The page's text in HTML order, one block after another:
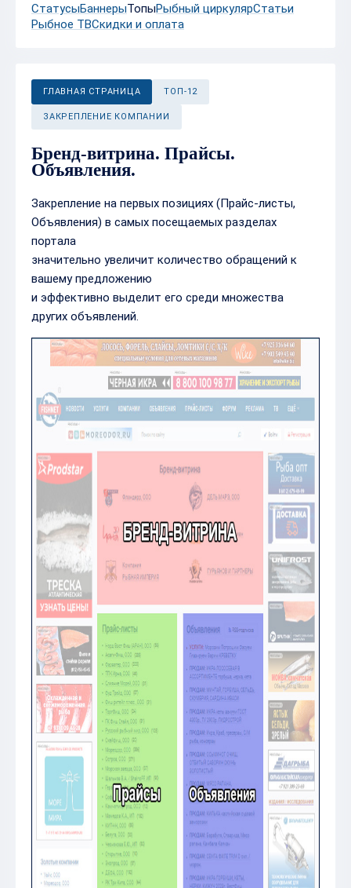
СтатусыБаннерыТопыРыбный циркулярСтатьи
Рыбное ТВСкидки и оплата
ГЛАВНАЯ СТРАНИЦА ТОП-12
ЗАКРЕПЛЕНИЕ КОМПАНИИ
Бренд-витрина. Прайсы.
Объявления.
Закрепление на первых позициях (Прайс-листы,
Объявления) в самых посещаемых разделах
портала
значительно увеличит количество обращений к
вашему предложению
и эффективно выделит его среди множества
других объявлений.